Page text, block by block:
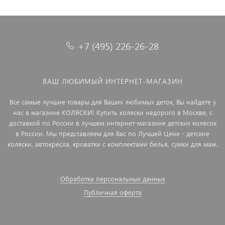
+7 (495) 226-26-28
ВАШ ЛЮБИМЫЙ ИНТЕРНЕТ-МАГАЗИН
Все самые лучшие товары для Ваших любимых деток, Вы найдете у
нас в магазине КОЛЯСКИ! Купить коляски недорого в Москве, с
доставкой по России в лучшем интернет-магазине детских колясок
в России. Мы представляем для Вас по Лучшей Цене - детские
коляски, автокресла, кроватки с комплектами белья, сумки для мам.
Обработка персональных данных
Публичная оферта